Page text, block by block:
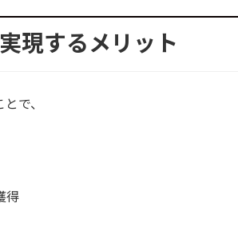
現するメリット
で、
得